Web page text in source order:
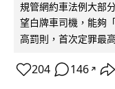
規管網約車法例大部
望白牌車司機，能夠
高罰則，首次定罪最
204 146 ↗